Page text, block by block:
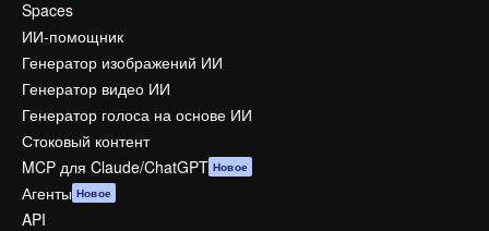
Spaces
ИИ-помощник
Генератор изображений ИИ
Генератор видео ИИ
Генератор голоса на основе ИИ
Стоковый контент
MCP для Claude/ChatGPT Новое
Агенты Новое
API